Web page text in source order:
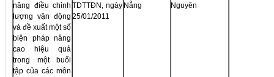
năng điều chỉnh
lượng vận động
và đề xuất một số
biện pháp nâng
cao hiệu quả
trong một buổi
tập của các môn
TDTTĐN, ngày
25/01/2011
Nẵng
Nguyên